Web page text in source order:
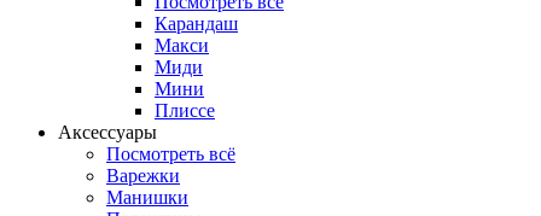
Карандаш
Макси
Миди
Мини
Плиссе
Аксессуары
Посмотреть всё
Варежки
Манишки